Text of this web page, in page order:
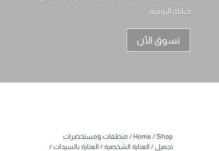
حياتك اليومية.
تسوق الآن
Home /Shop
/ منظفات ومستحضرات
تجميل/ العناية الشخصية/ العناية بالسيدات/